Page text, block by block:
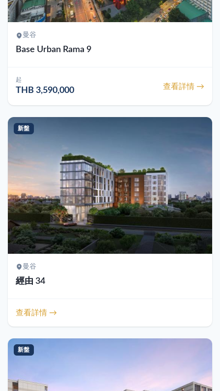
曼谷
Base Urban Rama 9
起
THB 3,590,000 查看詳情 →
新盤
曼谷
經由 34
查看詳情 →
新盤